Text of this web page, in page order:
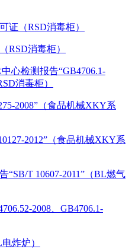
证（RSD消毒柜）
RSD消毒柜）
心检测报告“GB4706.1-
消毒柜）
2008”（食品机械XKY系
2012”（食品机械XKY系
“SB/T 10607-2011”（BL燃气
2008、GB4706.1-
炸炉）